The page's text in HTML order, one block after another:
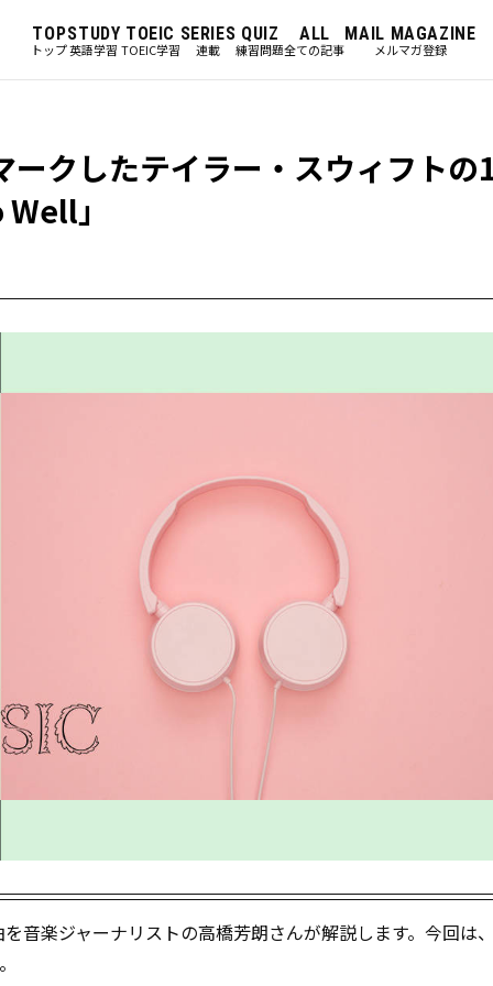
TOP
トップ
STUDY
英語学習
TOEIC
TOEIC学習
SERIES
連載
QUIZ
練習問題
ALL
全ての記事
MAIL MAGAZINE
メルマガ登録
クしたテイラー・スウィフトの
」
音楽ジャーナリストの高橋芳朗さんが解説します。今回は